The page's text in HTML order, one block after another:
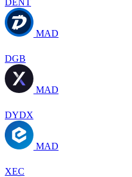
MAD
DGB
MAD
DYDX
MAD
XEC